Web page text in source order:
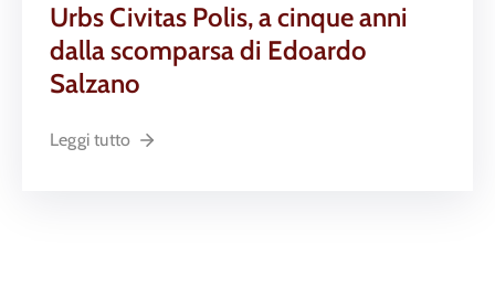
Urbs Civitas Polis, a cinque anni
dalla scomparsa di Edoardo
Salzano
Leggi tutto